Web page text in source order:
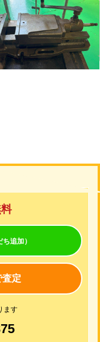
ー 武田
式TK-200HVS-U
式-
ち追加）
査定
ます